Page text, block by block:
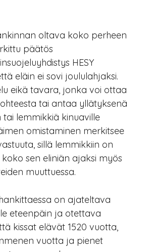
oltava koko perheen
päätös
HESY
eläin ei sovi joululahjaksi.
eikä tavara, jonka voi ottaa
tai antaa yllätyksenä
tai lemmikkiä kinuaville
omistaminen merkitsee
sillä lemmikkiin on
sen eliniän ajaksi myös
muuttuessa.
hankittaessa on ajateltava
eteenpäin ja otettava
kissat elävät 1520 vuotta,
vuotta ja pienet